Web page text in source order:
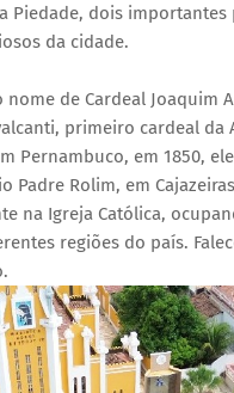
Piedade, dois
da cidade.
nome de Cardeal Joaquim
primeiro cardeal da
Pernambuco, em 1850,
Padre Rolim, em
na Igreja Católica,
regiões do país.